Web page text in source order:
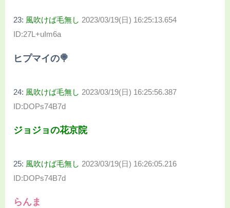
23: 風吹けば毛無し 2023/03/19(日) 16:25:13.654
ID:27L+uIm6a
ヒプマイの🍭
24: 風吹けば毛無し 2023/03/19(日) 16:25:56.387
ID:DOPs74B7d
ジョジョの花京院
25: 風吹けば毛無し 2023/03/19(日) 16:26:05.216
ID:DOPs74B7d
らんま